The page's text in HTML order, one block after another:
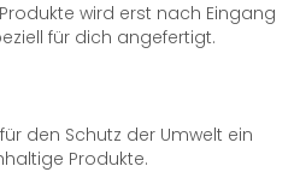
wird erst nach Eingang
für dich angefertigt.
den Schutz der Umwelt ein
Produkte.